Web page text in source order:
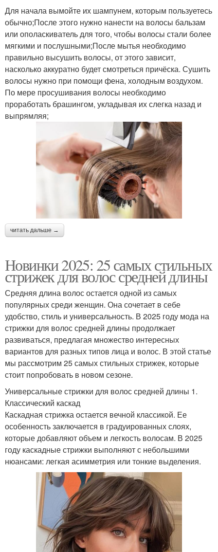
Для начала вымойте их шампунем, которым пользуетесь
обычно;После этого нужно нанести на волосы бальзам
или ополаскиватель для того, чтобы волосы стали более
мягкими и послушными;После мытья необходимо
правильно высушить волосы, от этого зависит,
насколько аккуратно будет смотреться причёска. Сушить
волосы нужно при помощи фена, холодным воздухом.
По мере просушивания волосы необходимо
проработать брашингом, укладывая их слегка назад и
выпрямляя;
читать дальше →
Новинки 2025: 25 самых стильных
стрижек для волос средней длины
Средняя длина волос остается одной из самых
популярных среди женщин. Она сочетает в себе
удобство, стиль и универсальность. В 2025 году мода на
стрижки для волос средней длины продолжает
развиваться, предлагая множество интересных
вариантов для разных типов лица и волос. В этой статье
мы рассмотрим 25 самых стильных стрижек, которые
стоит попробовать в новом сезоне.
Универсальные стрижки для волос средней длины 1.
Классический каскад
Каскадная стрижка остается вечной классикой. Ее
особенность заключается в градуированных слоях,
которые добавляют объем и легкость волосам. В 2025
году каскадные стрижки выполняют с небольшими
нюансами: легкая асимметрия или тонкие выделения.